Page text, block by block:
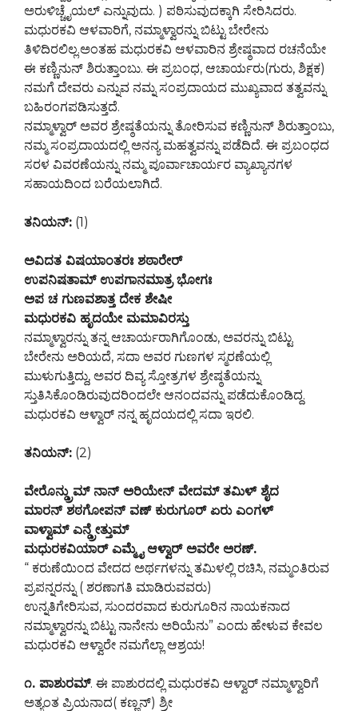
ಅರುಳಿಚ್ಚೈಯಲ್ ಎನ್ನುವುದು. ) ಪಠಿಸುವುದಕ್ಕಾಗಿ ಸೇರಿಸಿದರು.
ಮಧುರಕವಿ ಆಳವಾರಿಗೆ, ನಮ್ಮಾಳ್ವಾರನ್ನು ಬಿಟ್ಟು ಬೇರೇನು
ತಿಳಿದಿರಲಿಲ್ಲ.ಅಂತಹ ಮಧುರಕವಿ ಆಳವಾರಿನ ಶ್ರೇಷ್ಠವಾದ ರಚನೆಯೇ
ಈ ಕಣ್ಣಿನುನ್ ಶಿರುತ್ತಾಂಬು. ಈ ಪ್ರಬಂಧ, ಆಚಾರ್ಯರು(ಗುರು, ಶಿಕ್ಷಕ)
ನಮಗೆ ದೇವರು ಎನ್ನುವ ನಮ್ನ ಸಂಪ್ರದಾಯದ ಮುಖ್ಯವಾದ ತತ್ವವನ್ನು
ಬಹಿರಂಗಪಡಿಸುತ್ತದೆ.
ನಮ್ಮಾಳ್ವಾರ್ ಅವರ ಶ್ರೇಷ್ಠತೆಯನ್ನು ತೋರಿಸುವ ಕಣ್ಣಿನುನ್ ಶಿರುತ್ತಾಂಬು,
ನಮ್ಮ ಸಂಪ್ರದಾಯದಲ್ಲಿ ಅನನ್ಯ ಮಹತ್ವವನ್ನು ಪಡೆದಿದೆ. ಈ ಪ್ರಬಂಧದ
ಸರಳ ವಿವರಣೆಯನ್ನು ನಮ್ಮ ಪೂರ್ವಾಚಾರ್ಯರ ವ್ಯಾಖ್ಯಾನಗಳ
ಸಹಾಯದಿಂದ ಬರೆಯಲಾಗಿದೆ.
ತನಿಯನ್: (1)
ಅವಿದತ ವಿಷಯಾಂತರಃ ಶಠಾರೇರ್
ಉಪನಿಷತಾಮ್ ಉಪಗಾನಮಾತ್ರ ಭೋಗಃ
ಅಪ ಚ ಗುಣವಶಾತ್ತ ದೇಕ ಶೇಷೀ
ಮಧುರಕವಿ ಹೃದಯೇ ಮಮಾವಿರಸ್ತು
ನಮ್ಮಾಳ್ವಾರನ್ನು ತನ್ನ ಆಚಾರ್ಯರಾಗಿಗೊಂಡು, ಅವರನ್ನು ಬಿಟ್ಟು
ಬೇರೇನು ಅರಿಯದೆ, ಸದಾ ಅವರ ಗುಣಗಳ ಸ್ಮರಣೆಯಲ್ಲಿ
ಮುಳುಗುತ್ತಿದ್ದು, ಅವರ ದಿವ್ಯ ಸ್ತೋತ್ರಗಳ ಶ್ರೇಷ್ಠತೆಯನ್ನು
ಸ್ತುತಿಸಿಕೊಂಡಿರುವುದರಿಂದಲೇ ಆನಂದವನ್ನು ಪಡೆದುಕೊಂಡಿದ್ದ.
ಮಧುರಕವಿ ಆಳ್ವಾರ್ ನನ್ನ ಹೃದಯದಲ್ಲಿ ಸದಾ ಇರಲಿ.
ತನಿಯನ್: (2)
ವೇರೊನ್ಡ್ರುಮ್ ನಾನ್ ಅರಿಯೇನ್ ವೇದಮ್ ತಮಿಳ್ ಶೈದ
ಮಾರನ್ ಶಠಗೋಪನ್ ವಣ್ ಕುರುಗೂರ್ ಏರು ಎಂಗಳ್
ವಾಳ್ವಾಮ್ ಎನ್ಡ್ರೇತ್ತುಮ್
ಮಧುರಕವಿಯಾರ್ ಎಮ್ಮೈ ಆಳ್ವಾರ್ ಅವರೇ ಅರಣ್.
“ ಕರುಣೆಯಿಂದ ವೇದದ ಅರ್ಥಗಳನ್ನು ತಮಿಳಲ್ಲಿ ರಚಿಸಿ, ನಮ್ಮಂತಿರುವ
ಪ್ರಪನ್ನರನ್ನು ( ಶರಣಾಗತಿ ಮಾಡಿರುವವರು)
ಉನ್ನತಿಗೇರಿಸುವ, ಸುಂದರವಾದ ಕುರುಗೂರಿನ ನಾಯಕನಾದ
ನಮ್ಮಾಳ್ವಾರನ್ನು ಬಿಟ್ಟು ನಾನೇನು ಅರಿಯೆನು” ಎಂದು ಹೇಳುವ ಕೇವಲ
ಮಧುರಕವಿ ಆಳ್ವಾರೇ ನಮಗೆಲ್ಲಾ ಆಶ್ರಯ!
೧. ಪಾಶುರಮ್. ಈ ಪಾಶುರದಲ್ಲಿ ಮಧುರಕವಿ ಆಳ್ವಾರ್ ನಮ್ಮಾಳ್ವಾರಿಗೆ
ಅತ್ಯಂತ ಪ್ರಿಯನಾದ( ಕಣ್ಣನ್) ಶ್ರೀ